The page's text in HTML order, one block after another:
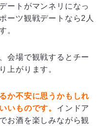
ートがマンネリになっ
ーツ観戦デートなら2人
。
会場で観戦するとチー
上がります。
か不安に思うかもしれ
いものです。 インドア
お酒を楽しみながら観